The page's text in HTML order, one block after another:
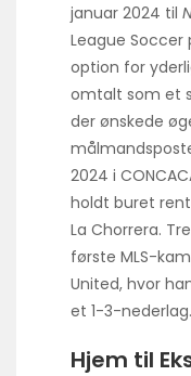
januar 2024 til
League
option for
omtalt som et
der ønskede
2024 i
holdt buret
La Chorrera.
første MLS-
United, hvor
et 1-3-nederlag.
Hjem til